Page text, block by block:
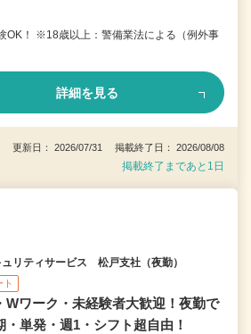
OK！ ※18歳以上：警備業法による（例外事
詳細を見る
更新日： 2026/07/31 掲載終了日： 2026/08/08
掲載終了まであと1日
リティサービス 松戸支社（夜勤）
ト
Wワーク・未経験者大歓迎！夜勤で
単発・週1・シフト超自由！